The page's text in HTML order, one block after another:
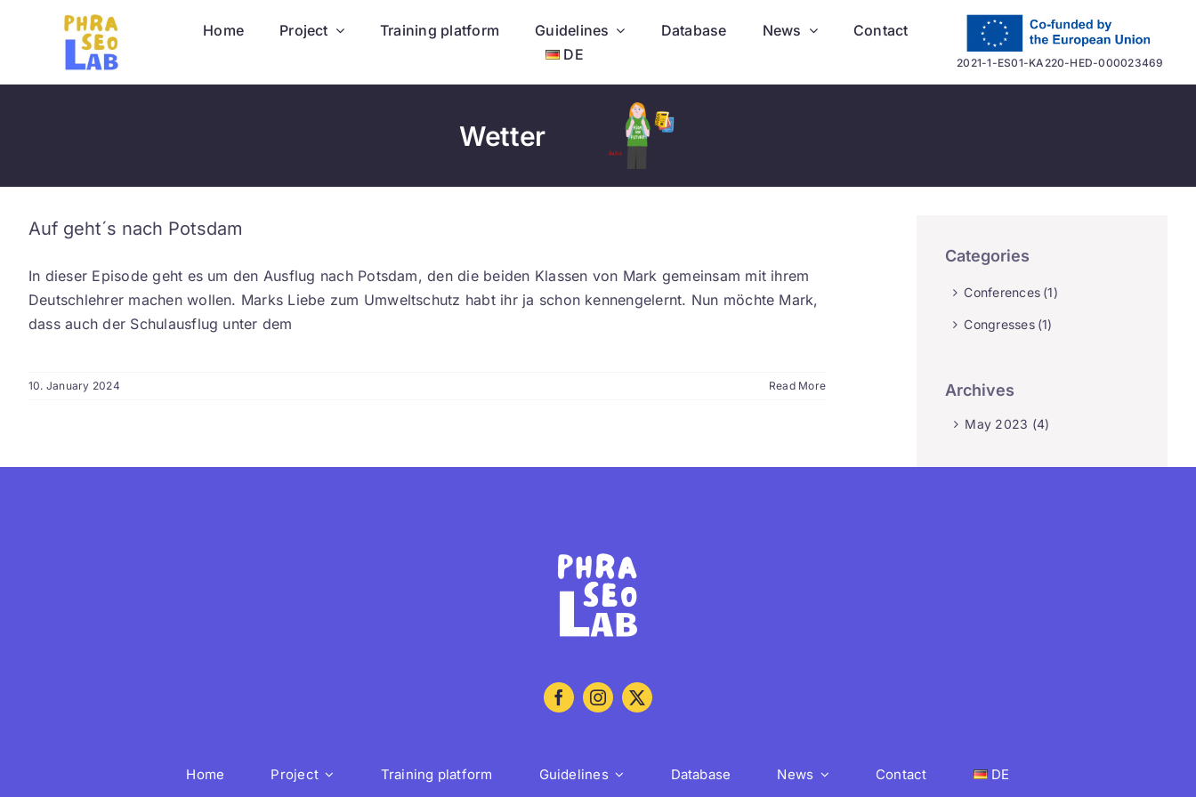
Home Project Training platform Guidelines Database News
Contact
DE
2021-1-ES01-KA220-HED-000023469
Wetter
Auf geht´s nach Potsdam
In dieser Episode geht es um den Ausflug nach Potsdam, den die beiden Klassen von Mark gemeinsam mit ihrem
Deutschlehrer machen wollen. Marks Liebe zum Umweltschutz habt ihr ja schon kennengelernt. Nun möchte Mark,
dass auch der Schulausflug unter dem
10. January 2024 Read More
Categories
Conferences (1)
Congresses (1)
Archives
May 2023 (4)
Home Project Training platform Guidelines Database News Contact DE